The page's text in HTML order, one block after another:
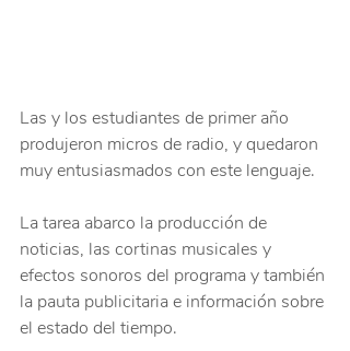
Las y los estudiantes de primer año
produjeron micros de radio, y quedaron
muy entusiasmados con este lenguaje.
La tarea abarco la producción de
noticias, las cortinas musicales y
efectos sonoros del programa y también
la pauta publicitaria e información sobre
el estado del tiempo.